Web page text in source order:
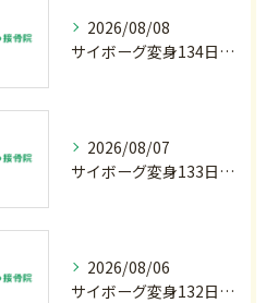
2026/08/08
サイボーグ変身134日目.ゾロ目.お盆休み.甲子園.佐野日大.麦倉監督37年振り白星.柔道インターハイ.2歳ダリア賞.GⅢ.エルムS. GⅢ.レパードS. GⅢ.CBC賞.応援印…土曜の朝〜
2026/08/07
サイボーグ変身133日目.広島.原爆.81年.インターハイ初日.金曜の朝〜
2026/08/06
サイボーグ変身132日目.お知らせ.和歌山.インターハイ.柔道開幕…木曜の朝〜